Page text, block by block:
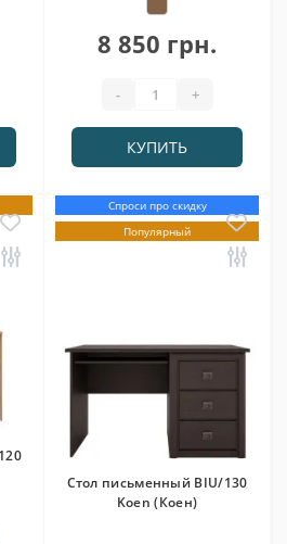
8 850 грн.
- +
КУПИТЬ
Спроси про скидку
Популярный
Стол письменный BIU/130
Koen (Коен)